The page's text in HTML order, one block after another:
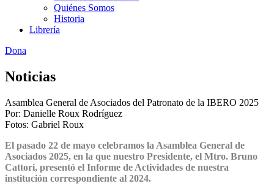
Quiénes Somos
Historia
Librería
Dona
Noticias
Asamblea General de Asociados del Patronato de la IBERO 2025
Por: Danielle Roux Rodríguez
Fotos: Gabriel Roux
El pasado 22 de mayo celebramos la Asamblea General de
Asociados 2025, en la que nuestro Presidente, el Mtro. Bruno
Cattori, presentó el Informe de Actividades de nuestra
institución correspondiente al 2024.